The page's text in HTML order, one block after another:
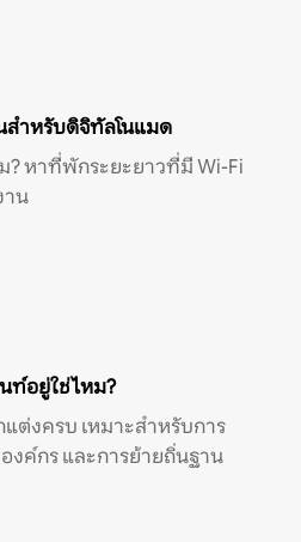
ำหรับดิจิทัลโนแมด
? หาที่พักระยะยาวที่มี Wi-Fi
าน
ท์อยู่ใช่ไหม?
ต่งครบ เหมาะสำหรับการ
งค์กร และการย้ายถิ่นฐาน